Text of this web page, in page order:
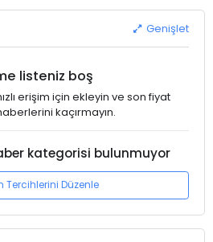
Genişlet
listeniz boş
erişim için ekleyin ve son fiyat
kaçırmayın.
kategorisi bulunmuyor
Tercihlerini Düzenle